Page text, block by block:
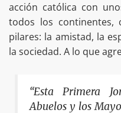
acción católica con
todos los continentes,
pilares: la amistad, la
la sociedad. A lo que
“Esta Primera
Abuelos y los